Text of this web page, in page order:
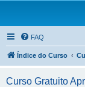
FAQ
Índice do Curso
Curso Gratuito